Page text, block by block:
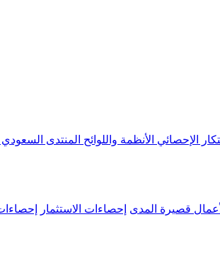
الإحصائي الأنظمة واللوائح المنتدى السعودي
قصيرة المدى إحصاءات الاستثمار